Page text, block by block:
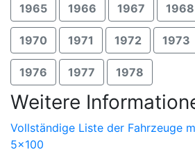
1965 1966 1967 1968
1970 1971 1972 1973
1976 1977 1978
Weitere
Vollständige Liste der Fahrzeuge
5x100